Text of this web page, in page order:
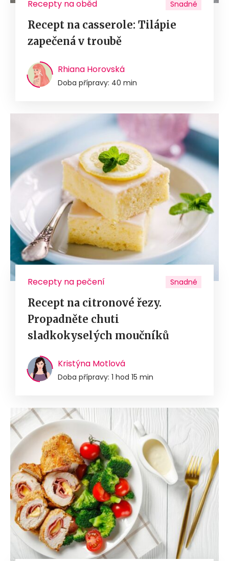
Recepty na oběd Snadné
Recept na casserole: Tilápie
zapečená v troubě
Rhiana Horovská
Doba přípravy: 40 min
Recepty na pečení Snadné
Recept na citronové řezy.
Propadněte chuti
sladkokyselých moučníků
Kristýna Motlová
Doba přípravy: 1 hod 15 min